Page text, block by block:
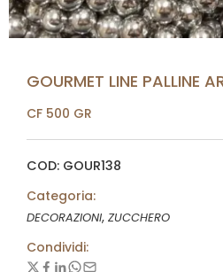
GOURMET LINE PALLINE
CF 500 GR
COD: GOUR138
Categoria:
DECORAZIONI, ZUCCHERO
Condividi: